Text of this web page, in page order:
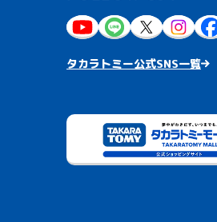
タカラトミー公式SNS一覧